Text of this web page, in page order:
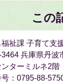
この
福祉課 子育て支
3464 兵庫県丹波
ターミルネ2階
号：0795-88-